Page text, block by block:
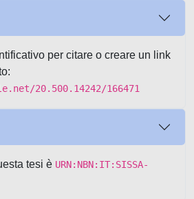
per citare o creare un link
20.500.14242/166471
tesi è URN:NBN:IT:SISSA-